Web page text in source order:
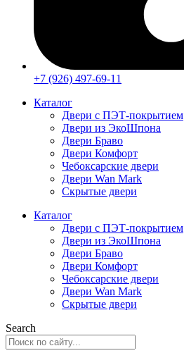
+7 (926) 497-69-11
Каталог
Двери с ПЭТ-покрытием
Двери из ЭкоШпона
Двери Браво
Двери Комфорт
Чебоксарские двери
Двери Wan Mark
Скрытые двери
Каталог
Двери с ПЭТ-покрытием
Двери из ЭкоШпона
Двери Браво
Двери Комфорт
Чебоксарские двери
Двери Wan Mark
Скрытые двери
Search